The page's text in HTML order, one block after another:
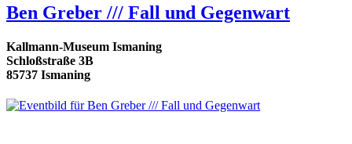
Ben Greber /// Fall und Gegenwart
Kallmann-Museum Ismaning
Schloßstraße 3B
85737 Ismaning